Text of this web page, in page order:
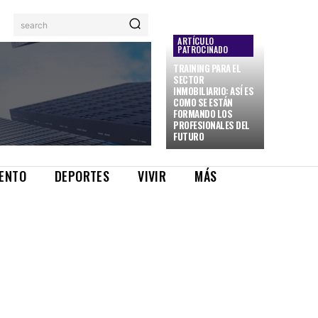
search
ARTÍCULO
PATROCINADO
TRAINING PARA EL
SECTOR
INMOBILIARIO: ASÍ ES
COMO SE ESTÁN
FORMANDO LOS
PROFESIONALES DEL
FUTURO
DEPORTES VIVIR MÁS